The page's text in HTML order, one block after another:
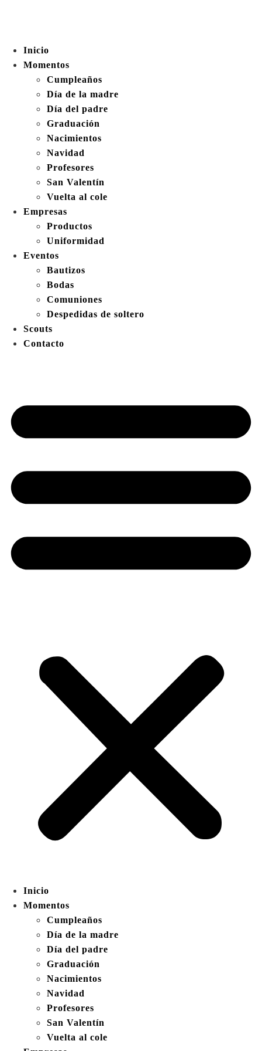
Inicio
Momentos
Cumpleaños
Día de la madre
Día del padre
Graduación
Nacimientos
Navidad
Profesores
San Valentín
Vuelta al cole
Empresas
Productos
Uniformidad
Eventos
Bautizos
Bodas
Comuniones
Despedidas de soltero
Scouts
Contacto
Inicio
Momentos
Cumpleaños
Día de la madre
Día del padre
Graduación
Nacimientos
Navidad
Profesores
San Valentín
Vuelta al cole